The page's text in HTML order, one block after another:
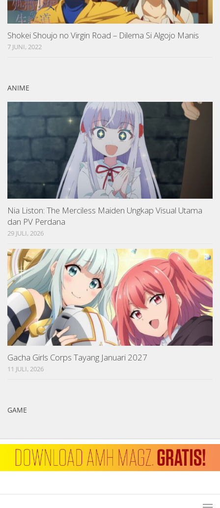
Shokei Shoujo no Virgin Road – Dilema Si Algojo Manis
7 JUNI, 2022
ANIME
Nia Liston: The Merciless Maiden Ungkap Visual Utama
dan PV Perdana
29 JULI, 2026
Gacha Girls Corps Tayang Januari 2027
11 JULI, 2026
GAME